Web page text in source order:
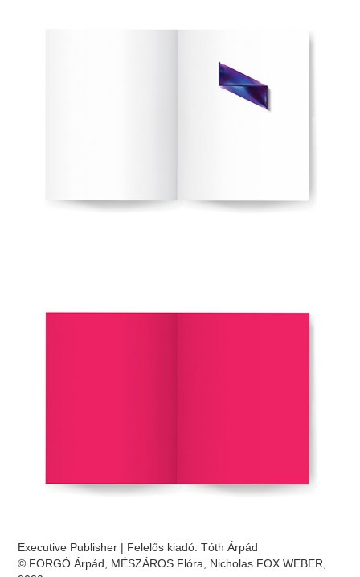
Executive Publisher | Felelős kiadó: Tóth Árpád
© FORGÓ Árpád, MÉSZÁROS Flóra, Nicholas FOX WEBER,